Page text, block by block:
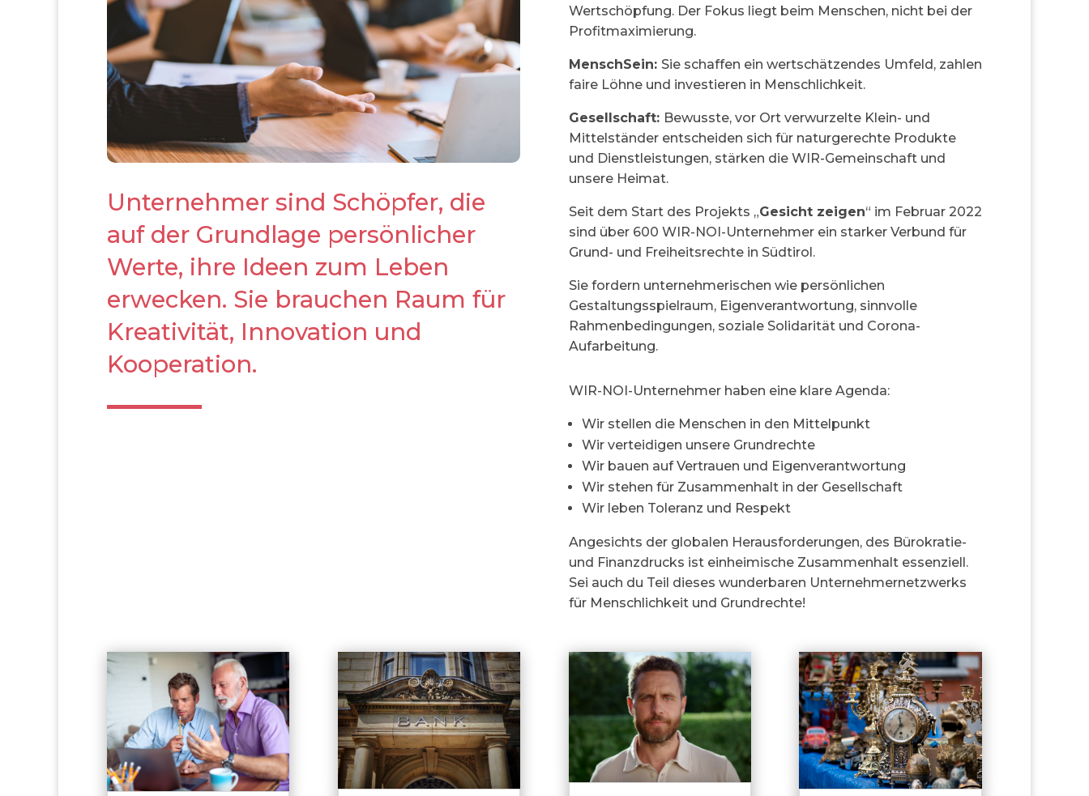
Unternehmer sind Schöpfer, die
auf der Grundlage persönlicher
Werte, ihre Ideen zum Leben
erwecken. Sie brauchen Raum für
Kreativität, Innovation und
Kooperation.
Wertschöpfung. Der Fokus liegt beim Menschen, nicht bei der
Profitmaximierung.
MenschSein: Sie schaffen ein wertschätzendes Umfeld, zahlen
faire Löhne und investieren in Menschlichkeit.
Gesellschaft: Bewusste, vor Ort verwurzelte Klein- und
Mittelständer entscheiden sich für naturgerechte Produkte
und Dienstleistungen, stärken die WIR-Gemeinschaft und
unsere Heimat.
Seit dem Start des Projekts „Gesicht zeigen“ im Februar 2022
sind über 600 WIR-NOI-Unternehmer ein starker Verbund für
Grund- und Freiheitsrechte in Südtirol.
Sie fordern unternehmerischen wie persönlichen
Gestaltungsspielraum, Eigenverantwortung, sinnvolle
Rahmenbedingungen, soziale Solidarität und Corona-
Aufarbeitung.
WIR-NOI-Unternehmer haben eine klare Agenda:
Wir stellen die Menschen in den Mittelpunkt
Wir verteidigen unsere Grundrechte
Wir bauen auf Vertrauen und Eigenverantwortung
Wir stehen für Zusammenhalt in der Gesellschaft
Wir leben Toleranz und Respekt
Angesichts der globalen Herausforderungen, des Bürokratie-
und Finanzdrucks ist einheimische Zusammenhalt essenziell.
Sei auch du Teil dieses wunderbaren Unternehmernetzwerks
für Menschlichkeit und Grundrechte!